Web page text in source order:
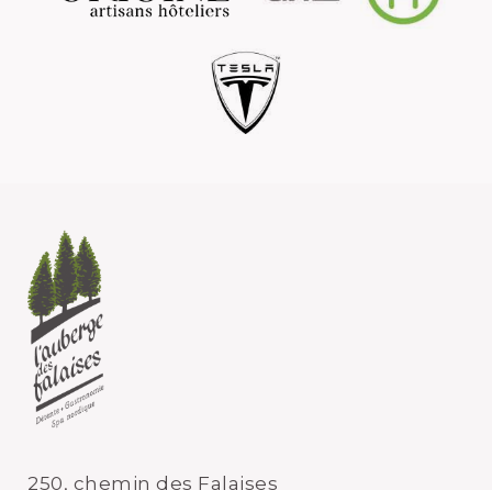
250, chemin des Falaises